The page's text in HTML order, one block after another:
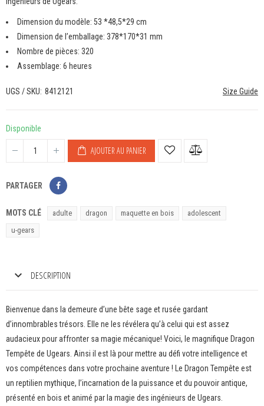
Dimension du modèle: 53 *48,5*29 cm
Dimension de l’emballage: 378*170*31 mm
Nombre de pièces: 320
Assemblage: 6 heures
Size Guide
UGS / SKU 8412121
Disponible
AJOUTER AU PANIER
PARTAGER
MOTS CLÉ adulte dragon maquette en bois
adolescent
u-gears
DESCRIPTION
Bienvenue dans la demeure d’une bête sage et rusée gardant
d’innombrables trésors. Elle ne les révélera qu’à celui qui est assez
audacieux pour affronter sa magie mécanique! Voici, le magnifique Dragon
Tempête de Ugears. Ainsi il est là pour mettre au défi votre intelligence et
vos compétences dans votre prochaine aventure ! Le Dragon Tempête est
un reptilien mythique, l’incarnation de la puissance et du pouvoir antique,
présenté en bois et animé par la magie des ingénieurs de Ugears.